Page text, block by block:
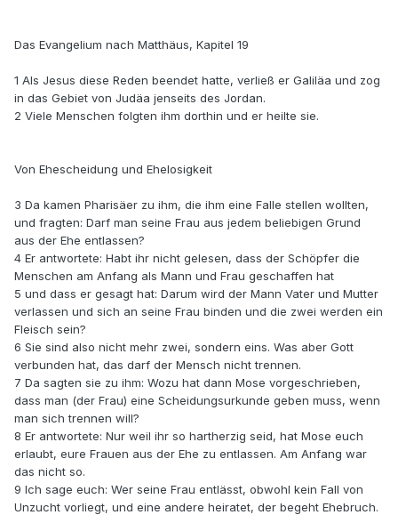
Das Evangelium nach Matthäus, Kapitel 19
1 Als Jesus diese Reden beendet hatte, verließ er Galiläa und zog
in das Gebiet von Judäa jenseits des Jordan.
2 Viele Menschen folgten ihm dorthin und er heilte sie.
Von Ehescheidung und Ehelosigkeit
3 Da kamen Pharisäer zu ihm, die ihm eine Falle stellen wollten,
und fragten: Darf man seine Frau aus jedem beliebigen Grund
aus der Ehe entlassen?
4 Er antwortete: Habt ihr nicht gelesen, dass der Schöpfer die
Menschen am Anfang als Mann und Frau geschaffen hat
5 und dass er gesagt hat: Darum wird der Mann Vater und Mutter
verlassen und sich an seine Frau binden und die zwei werden ein
Fleisch sein?
6 Sie sind also nicht mehr zwei, sondern eins. Was aber Gott
verbunden hat, das darf der Mensch nicht trennen.
7 Da sagten sie zu ihm: Wozu hat dann Mose vorgeschrieben,
dass man (der Frau) eine Scheidungsurkunde geben muss, wenn
man sich trennen will?
8 Er antwortete: Nur weil ihr so hartherzig seid, hat Mose euch
erlaubt, eure Frauen aus der Ehe zu entlassen. Am Anfang war
das nicht so.
9 Ich sage euch: Wer seine Frau entlässt, obwohl kein Fall von
Unzucht vorliegt, und eine andere heiratet, der begeht Ehebruch.